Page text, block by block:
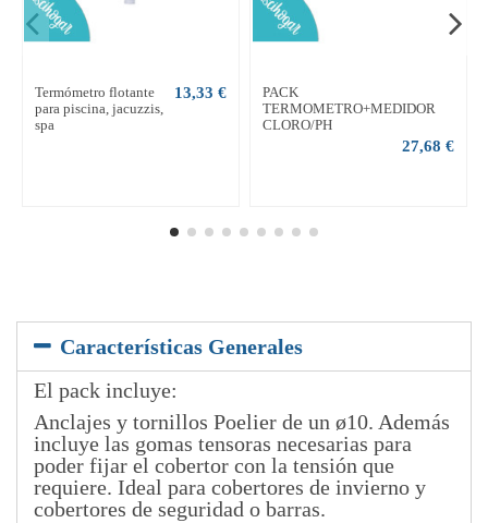
Termómetro flotante
para piscina, jacuzzis,
spa
13,33 €
PACK
TERMOMETRO+MEDIDOR
CLORO/PH
27,68 €
Características Generales
El pack incluye:
Anclajes y tornillos Poelier de un ø10. Además
incluye las gomas tensoras necesarias para
poder fijar el cobertor con la tensión que
requiere. Ideal para cobertores de invierno y
cobertores de seguridad o barras.